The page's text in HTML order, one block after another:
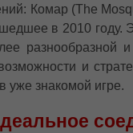
Комар (The
в 2010
разнообразной
и
уже знакомой игре.